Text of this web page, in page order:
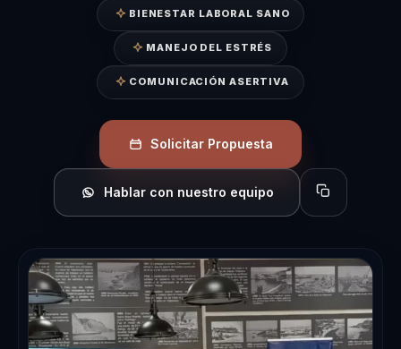
BIENESTAR LABORAL SANO
MANEJO DEL ESTRÉS
COMUNICACIÓN ASERTIVA
Solicitar Propuesta
Hablar con nuestro equipo Copiar perfil